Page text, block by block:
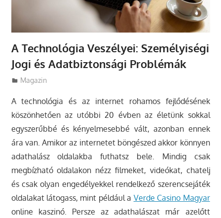
A Technológia Veszélyei: Személyiségi
Jogi és Adatbiztonsági Problémák
Utazasok.org
Magazin
A technológia és az internet rohamos fejlődésének
köszönhetően az utóbbi 20 évben az életünk sokkal
egyszerűbbé és kényelmesebbé vált, azonban ennek
ára van.Amikor az internetet böngészed akkor könnyen
adathalász oldalakba futhatsz bele. Mindig csak
megbízható oldalakon nézz filmeket, videókat, chatelj
és csak olyan engedélyekkel rendelkező szerencsejáték
oldalakat látogass, mint például a Verde Casino Magyar
online kaszinó. Persze az adathalászat már azelőtt